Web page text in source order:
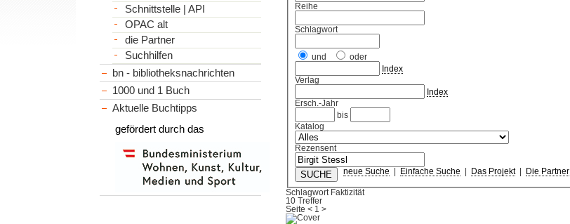
Reihe
Schlagwort
und
oder
Index
Verlag
Index
Ersch.-Jahr
bis
Katalog
Rezensent
neue Suche Einfache Suche Das Projekt| Die Partner
Schlagwort Faktizität
10 Treffer
Seite< 1 >
Schnittstelle | API
OPAC alt
die Partner
Suchhilfen
bn - bibliotheksnachrichten
1000 und 1 Buch
Aktuelle Buchtipps
gefördert durch das